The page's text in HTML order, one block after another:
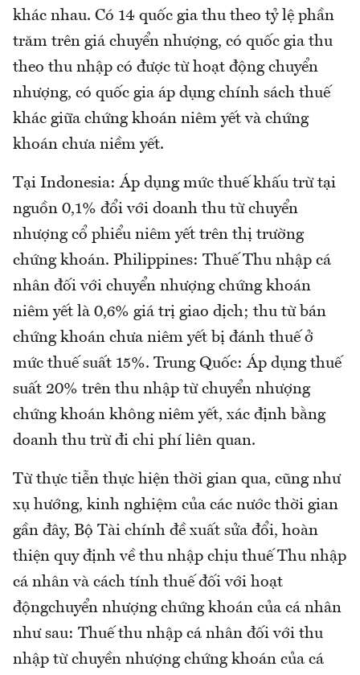
khác nhau. Có 14 quốc gia thu theo tỷ lệ phần
trăm trên giá chuyển nhượng, có quốc gia thu
theo thu nhập có được từ hoạt động chuyển
nhượng, có quốc gia áp dụng chính sách thuế
khác giữa chứng khoán niêm yết và chứng
khoán chưa niềm yết.
Tại Indonesia: Áp dụng mức thuế khấu trừ tại
nguồn 0,1% đổi với doanh thu từ chuyển
nhượng cổ phiểu niêm yết trên thị trường
chứng khoán. Philippines: Thuế Thu nhập cá
nhân đối với chuyển nhượng chứng khoán
niêm yết là 0,6% giá trị giao dịch; thu từ bán
chứng khoán chưa niêm yết bị đánh thuế ở
mức thuế suất 15%. Trung Quốc: Áp dụng thuế
suất 20% trên thu nhập từ chuyển nhượng
chứng khoán không niêm yết, xác định bằng
doanh thu trừ đi chi phí liên quan.
Từ thực tiễn thực hiện thời gian qua, cũng như
xụ hướng, kinh nghiệm của các nước thời gian
gần đây, Bộ Tài chính đề xuất sửa đổi, hoàn
thiện quy định về thu nhập chịu thuế Thu nhập
cá nhân và cách tính thuế đối với hoạt
độngchuyển nhượng chứng khoán của cá nhân
như sau: Thuế thu nhập cá nhân đối với thu
nhập từ chuyền nhượng chứng khoán của cá